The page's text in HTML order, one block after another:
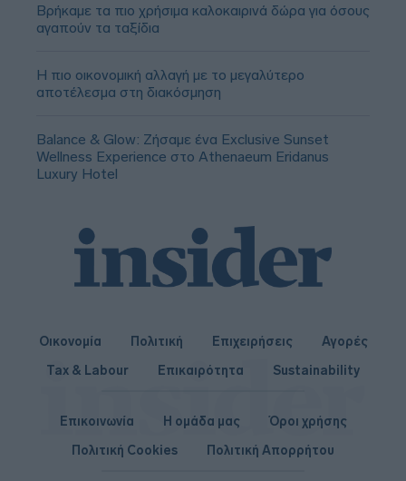
Βρήκαμε τα πιο χρήσιμα καλοκαιρινά δώρα για όσους
αγαπούν τα ταξίδια
Η πιο οικονομική αλλαγή με το μεγαλύτερο
αποτέλεσμα στη διακόσμηση
Balance & Glow: Ζήσαμε ένα Exclusive Sunset
Wellness Experience στο Athenaeum Eridanus
Luxury Hotel
Οικονομία Πολιτική Επιχειρήσεις
Αγορές
Tax & Labour
Επικαιρότητα Sustainability
Επικοινωνία Η ομάδα μας
Όροι χρήσης
Πολιτική Cookies
Πολιτική Απορρήτου